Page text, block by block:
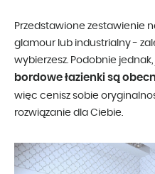
Przedstawione zestawienie
glamour lub industrialny -
wybierzesz. Podobnie
bordowe łazienki są
więc cenisz sobie
rozwiązanie dla Ciebie.